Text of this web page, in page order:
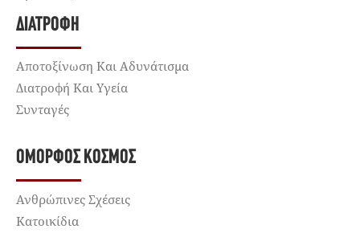
ΔΙΑΤΡΟΦΉ
Αποτοξίνωση Και Αδυνάτισμα
Διατροφή Και Υγεία
Συνταγές
ΌΜΟΡΦΟΣ ΚΌΣΜΟΣ
Ανθρώπινες Σχέσεις
Κατοικίδια